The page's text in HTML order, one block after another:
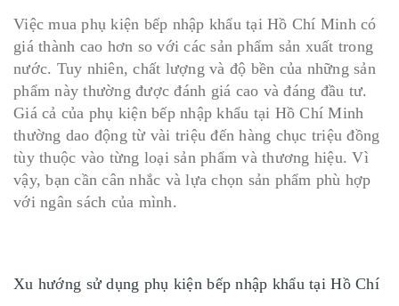
Việc mua phụ kiện bếp nhập khẩu tại Hồ Chí Minh có
giá thành cao hơn so với các sản phẩm sản xuất trong
nước. Tuy nhiên, chất lượng và độ bền của những sản
phẩm này thường được đánh giá cao và đáng đầu tư.
Giá cả của phụ kiện bếp nhập khẩu tại Hồ Chí Minh
thường dao động từ vài triệu đến hàng chục triệu đồng
tùy thuộc vào từng loại sản phẩm và thương hiệu. Vì
vậy, bạn cần cân nhắc và lựa chọn sản phẩm phù hợp
với ngân sách của mình.
Xu hướng sử dụng phụ kiện bếp nhập khẩu tại Hồ Chí